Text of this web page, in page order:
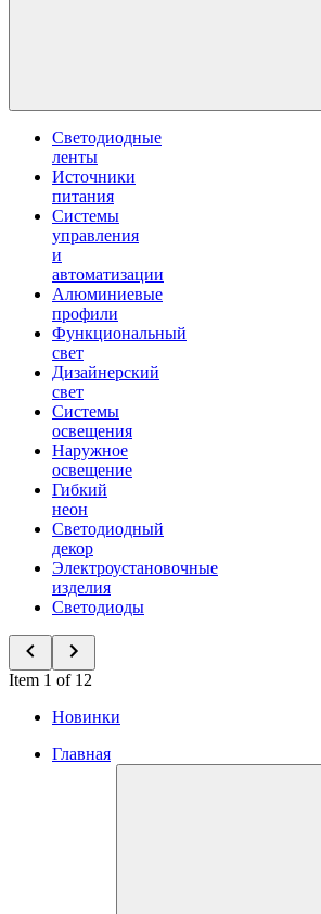
Светодиодные
ленты
Источники
питания
Системы
управления
и
автоматизации
Алюминиевые
профили
Функциональный
свет
Дизайнерский
свет
Системы
освещения
Наружное
освещение
Гибкий
неон
Светодиодный
декор
Электроустановочные
изделия
Светодиоды
Item 1 of 12
Новинки
Главная